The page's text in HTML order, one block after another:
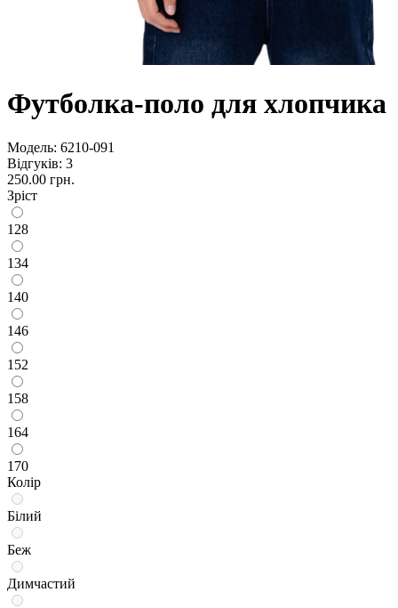
Футболка-поло для хлопчика
Модель: 6210-091
Відгуків: 3
250.00 грн.
Зріст
128
134
140
146
152
158
164
170
Колір
Білий
Беж
Димчастий